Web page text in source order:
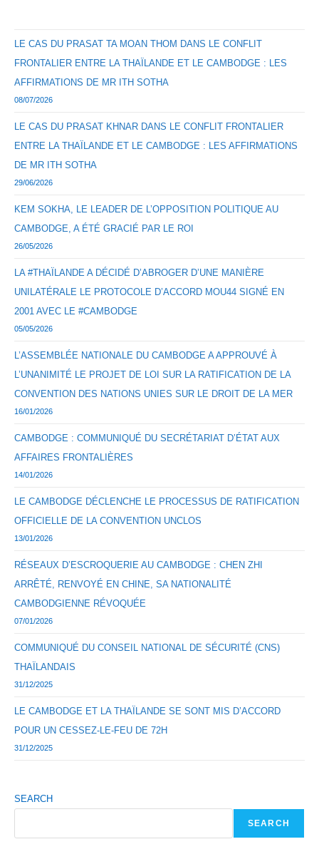
LE CAS DU PRASAT TA MOAN THOM DANS LE CONFLIT
FRONTALIER ENTRE LA THAÏLANDE ET LE CAMBODGE : LES
AFFIRMATIONS DE MR ITH SOTHA
08/07/2026
LE CAS DU PRASAT KHNAR DANS LE CONFLIT FRONTALIER
ENTRE LA THAÏLANDE ET LE CAMBODGE : LES AFFIRMATIONS
DE MR ITH SOTHA
29/06/2026
KEM SOKHA, LE LEADER DE L’OPPOSITION POLITIQUE AU
CAMBODGE, A ÉTÉ GRACIÉ PAR LE ROI
26/05/2026
LA #THAÏLANDE A DÉCIDÉ D’ABROGER D’UNE MANIÈRE
UNILATÉRALE LE PROTOCOLE D’ACCORD MOU44 SIGNÉ EN
2001 AVEC LE #CAMBODGE
05/05/2026
L’ASSEMBLÉE NATIONALE DU CAMBODGE A APPROUVÉ À
L’UNANIMITÉ LE PROJET DE LOI SUR LA RATIFICATION DE LA
CONVENTION DES NATIONS UNIES SUR LE DROIT DE LA MER
16/01/2026
CAMBODGE : COMMUNIQUÉ DU SECRÉTARIAT D’ÉTAT AUX
AFFAIRES FRONTALIÈRES
14/01/2026
LE CAMBODGE DÉCLENCHE LE PROCESSUS DE RATIFICATION
OFFICIELLE DE LA CONVENTION UNCLOS
13/01/2026
RÉSEAUX D’ESCROQUERIE AU CAMBODGE : CHEN ZHI
ARRÊTÉ, RENVOYÉ EN CHINE, SA NATIONALITÉ
CAMBODGIENNE RÉVOQUÉE
07/01/2026
COMMUNIQUÉ DU CONSEIL NATIONAL DE SÉCURITÉ (CNS)
THAÏLANDAIS
31/12/2025
LE CAMBODGE ET LA THAÏLANDE SE SONT MIS D’ACCORD
POUR UN CESSEZ-LE-FEU DE 72H
31/12/2025
SEARCH
SEARCH